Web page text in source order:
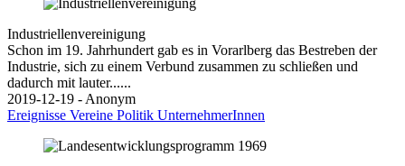
Industriellenvereinigung
Schon im 19. Jahrhundert gab es in Vorarlberg das Bestreben der
Industrie, sich zu einem Verbund zusammen zu schließen und
dadurch mit lauter......
2019-12-19 - Anonym
Ereignisse Vereine Politik UnternehmerInnen